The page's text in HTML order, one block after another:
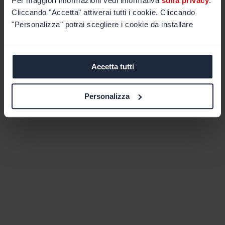
Cliccando "Accetta" attiverai tutti i cookie. Cliccando
"Personalizza" potrai scegliere i cookie da installare
Accetta tutti
Personalizza